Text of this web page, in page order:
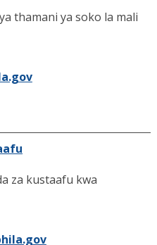
thamani ya soko la mali
za kustaafu kwa